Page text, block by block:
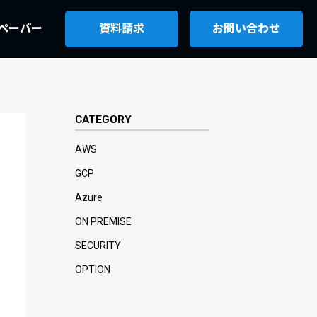
ーパー 資料請求 お問い合わせ
CATEGORY
AWS
GCP
Azure
ON PREMISE
SECURITY
OPTION